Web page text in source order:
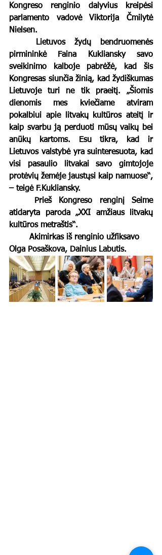
Kongreso renginio dalyvius kreipėsi
parlamento vadovė Viktorija Čmilytė
Nielsen.
pirmininkė Faina Kukliansky savo
sveikinimo kalboje pabrėžė, kad šis
Kongresas siunčia žinią, kad žydiškumas
Lietuvoje turi ne tik praeitį. „Šiomis
dienomis mes kviečiame atviram
pokalbiui apie litvakų kultūros ateitį ir
kaip svarbu ją perduoti mūsų vaikų bei
anūkų kartoms. Esu tikra, kad ir
Lietuvos valstybė yra suinteresuota, kad
visi pasaulio litvakai savo gimtojoje
protėvių žemėje jaustųsi kaip namuose“,
– teigė F.Kukliansky.
atidaryta paroda „XXI amžiaus litvakų
kultūros metraštis“.
Olga Posaškova, Dainius Labutis.